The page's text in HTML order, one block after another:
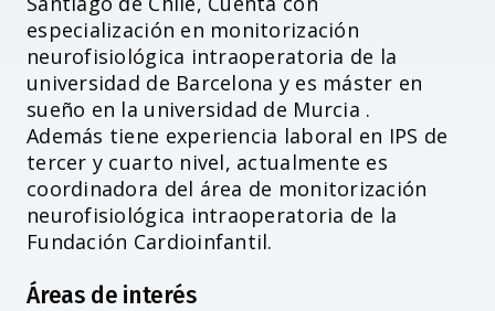
especialización en monitorización
neurofisiológica intraoperatoria de la
universidad de Barcelona y es máster en
sueño en la universidad de Murcia .
Además tiene experiencia laboral en IPS de
tercer y cuarto nivel, actualmente es
coordinadora del área de monitorización
neurofisiológica intraoperatoria de la
Fundación Cardioinfantil.
Áreas de interés